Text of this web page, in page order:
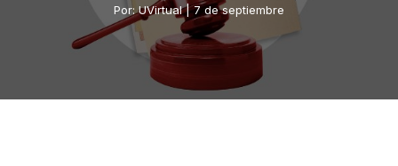
Por: UVirtual |7 de septiembre